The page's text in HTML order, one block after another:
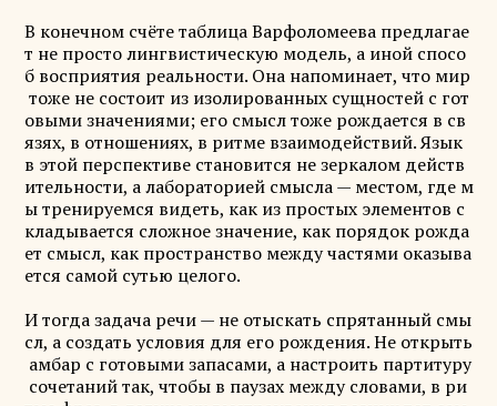
В конечном счёте таблица Варфоломеева предлагае
т не просто лингвистическую модель, а иной спосо
б восприятия реальности. Она напоминает, что мир
тоже не состоит из изолированных сущностей с гот
овыми значениями; его смысл тоже рождается в св
язях, в отношениях, в ритме взаимодействий. Язык
в этой перспективе становится не зеркалом действ
ительности, а лабораторией смысла — местом, где м
ы тренируемся видеть, как из простых элементов с
кладывается сложное значение, как порядок рожда
ет смысл, как пространство между частями оказыва
ется самой сутью целого.
И тогда задача речи — не отыскать спрятанный смы
сл, а создать условия для его рождения. Не открыть
амбар с готовыми запасами, а настроить партитуру
сочетаний так, чтобы в паузах между словами, в ри